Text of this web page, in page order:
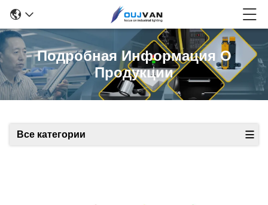
Подробная Информация О
Продукции
Все категории